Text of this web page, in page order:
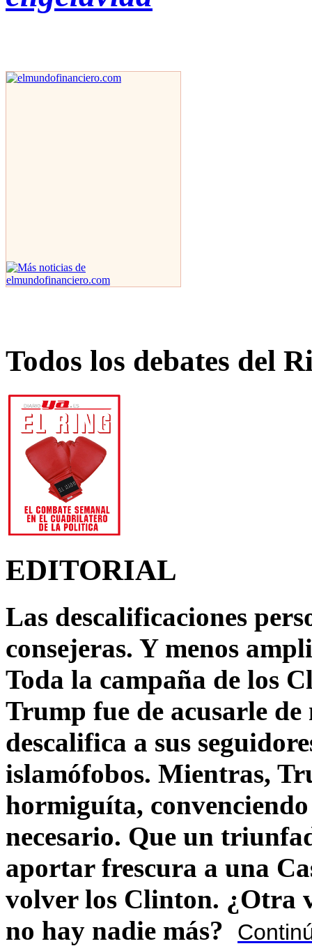
Todos los debates del
EDITORIAL
Las descalificaciones
consejeras. Y menos
Toda la campaña de los
Trump fue de acusarle
descalifica a sus
islamófobos. Mientras,
hormiguíta,
necesario. Que un
aportar frescura a una
volver los Clinton. ¿Otra
no hay nadie más?